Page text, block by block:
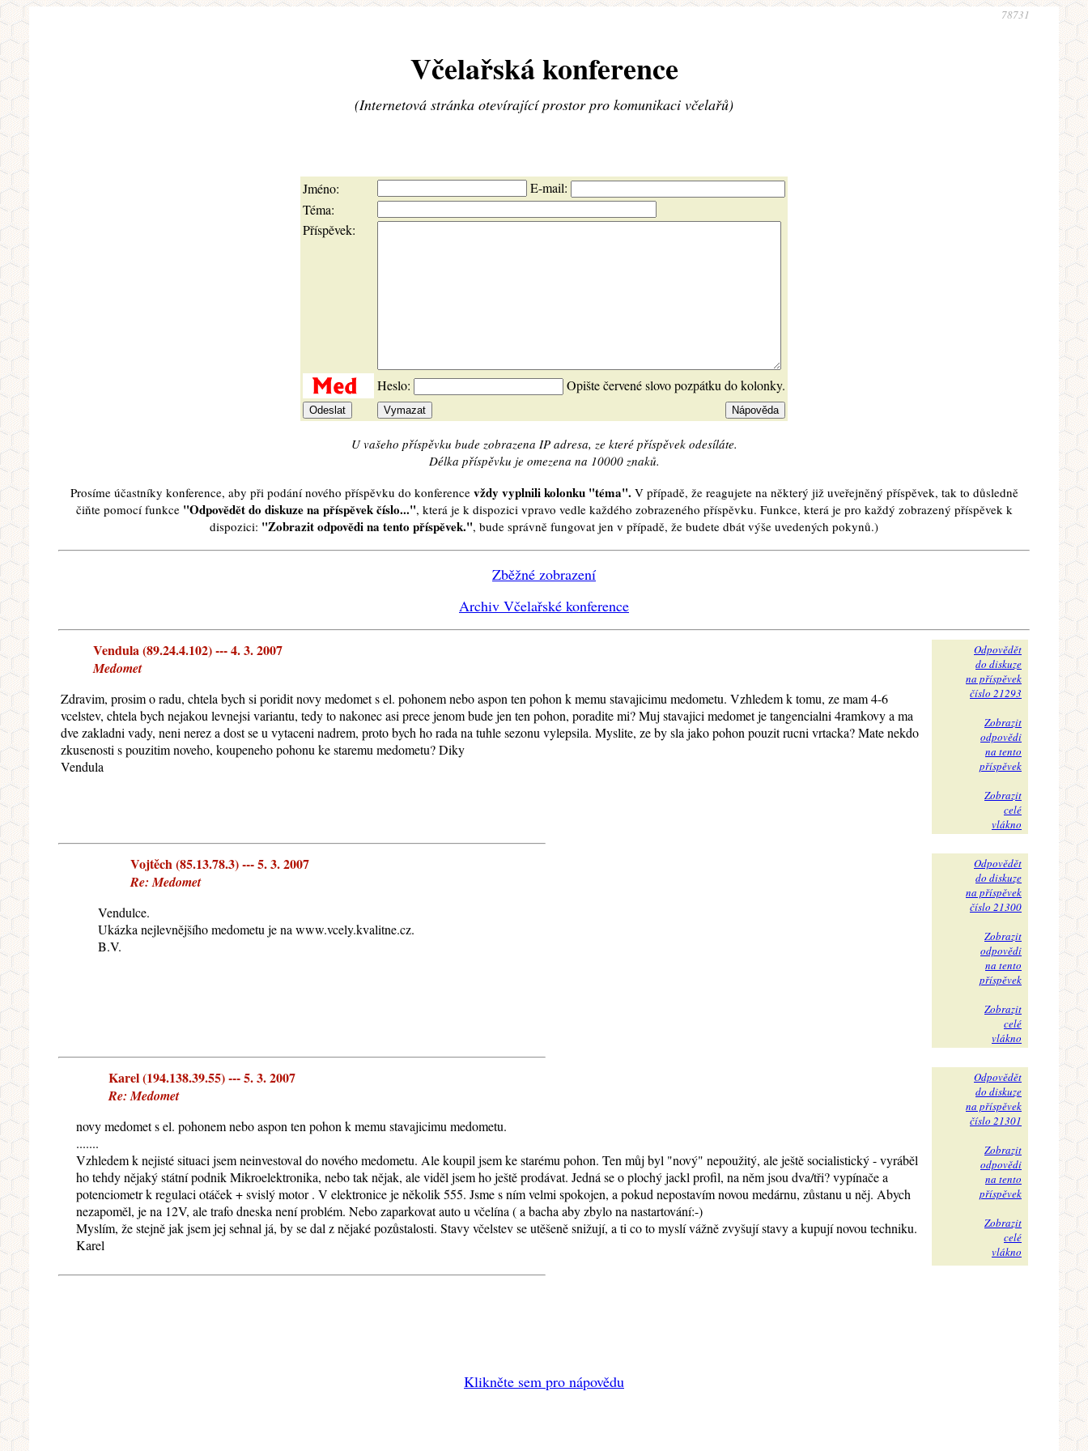
78731
Včelařská konference
(Internetová stránka otevírající prostor pro komunikaci včelařů)
Jméno:
E-mail:
Téma:
Příspěvek:
Heslo: Opište červené slovo pozpátku do kolonky.
U vašeho příspěvku bude zobrazena IP adresa, ze které příspěvek odesíláte.
Délka příspěvku je omezena na 10000 znaků.
Prosíme účastníky konference, aby při podání nového příspěvku do konference vždy vyplnili kolonku "téma". V případě, že reagujete na některý již uveřejněný příspěvek, tak to důsledně
čiňte pomocí funkce "Odpovědět do diskuze na příspěvek číslo...", která je k dispozici vpravo vedle každého zobrazeného příspěvku. Funkce, která je pro každý zobrazený příspěvek k
dispozici: "Zobrazit odpovědi na tento příspěvek.", bude správně fungovat jen v případě, že budete dbát výše uvedených pokynů.)
Zběžné zobrazení
Archiv Včelařské konference
Vendula (89.24.4.102) --- 4. 3. 2007
Medomet
Zdravim, prosim o radu, chtela bych si poridit novy medomet s el. pohonem nebo aspon ten pohon k memu stavajicimu medometu. Vzhledem k tomu, ze mam 4-6
vcelstev, chtela bych nejakou levnejsi variantu, tedy to nakonec asi prece jenom bude jen ten pohon, poradite mi? Muj stavajici medomet je tangencialni 4ramkovy a ma
dve zakladni vady, neni nerez a dost se u vytaceni nadrem, proto bych ho rada na tuhle sezonu vylepsila. Myslite, ze by sla jako pohon pouzit rucni vrtacka? Mate nekdo
zkusenosti s pouzitim noveho, koupeneho pohonu ke staremu medometu? Diky
Vendula
Odpovědět
do diskuze
na příspěvek
číslo 21293
Zobrazit
odpovědi
na tento
příspěvek
Zobrazit
celé
vlákno
Vojtěch (85.13.78.3) --- 5. 3. 2007
Re: Medomet
Vendulce.
Ukázka nejlevnějšího medometu je na www.vcely.kvalitne.cz.
B.V.
Odpovědět
do diskuze
na příspěvek
číslo 21300
Zobrazit
odpovědi
na tento
příspěvek
Zobrazit
celé
vlákno
Karel (194.138.39.55) --- 5. 3. 2007
Re: Medomet
novy medomet s el. pohonem nebo aspon ten pohon k memu stavajicimu medometu.
.......
Vzhledem k nejisté situaci jsem neinvestoval do nového medometu. Ale koupil jsem ke starému pohon. Ten můj byl "nový" nepoužitý, ale ještě socialistický - vyráběl
ho tehdy nějaký státní podnik Mikroelektronika, nebo tak nějak, ale viděl jsem ho ještě prodávat. Jedná se o plochý jackl profil, na něm jsou dva/tři? vypínače a
potenciometr k regulaci otáček + svislý motor . V elektronice je několik 555. Jsme s ním velmi spokojen, a pokud nepostavím novou medárnu, zůstanu u něj. Abych
nezapoměl, je na 12V, ale trafo dneska není problém. Nebo zaparkovat auto u včelína ( a bacha aby zbylo na nastartování:-)
Myslím, že stejně jak jsem jej sehnal já, by se dal z nějaké pozůstalosti. Stavy včelstev se utěšeně snižují, a ti co to myslí vážně zvyšují stavy a kupují novou techniku.
Karel
Odpovědět
do diskuze
na příspěvek
číslo 21301
Zobrazit
odpovědi
na tento
příspěvek
Zobrazit
celé
vlákno
Klikněte sem pro nápovědu